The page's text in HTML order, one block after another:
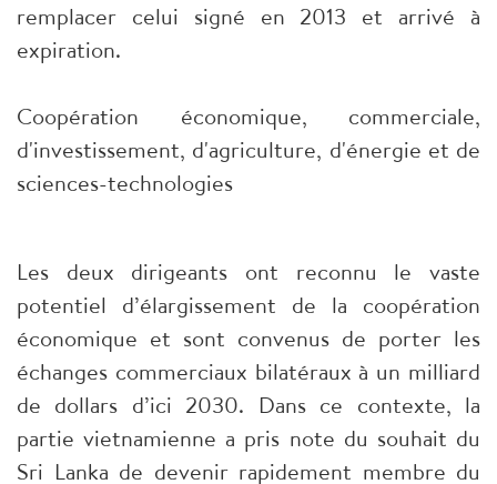
remplacer celui signé en 2013 et arrivé à
expiration.
Coopération économique, commerciale,
d'investissement, d'agriculture, d'énergie et de
sciences-technologies
Les deux dirigeants ont reconnu le vaste
potentiel d’élargissement de la coopération
économique et sont convenus de porter les
échanges commerciaux bilatéraux à un milliard
de dollars d’ici 2030. Dans ce contexte, la
partie vietnamienne a pris note du souhait du
Sri Lanka de devenir rapidement membre du